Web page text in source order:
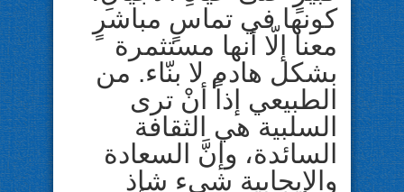
كونها في تماسٍ مباشرٍ
معنا إلّا أنها مستثمرة
بشكل هادم لا بنّاء. من
الطبيعي إذاً أنْ ترى
السلبية هي الثقافة
السائدة، وإنَّ السعادة
والإيجابية شيء شاذ